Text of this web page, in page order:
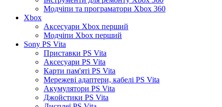
Модчіпи та програматори Xbox 360
Xbox
Аксесуари Xbox перший
Модчіпи Xbox перший
Sony PS Vita
Приставки PS Vita
Аксесуари PS Vita
Карти пам'яті PS Vita
Мережеві адаптери, кабелі PS Vita
Акумулятори PS Vita
Джойстики PS Vita